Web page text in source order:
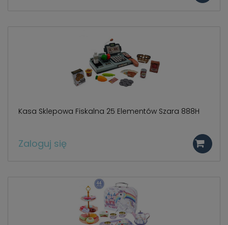
Kasa Sklepowa Fiskalna 25 Elementów Szara 888H
Zaloguj się